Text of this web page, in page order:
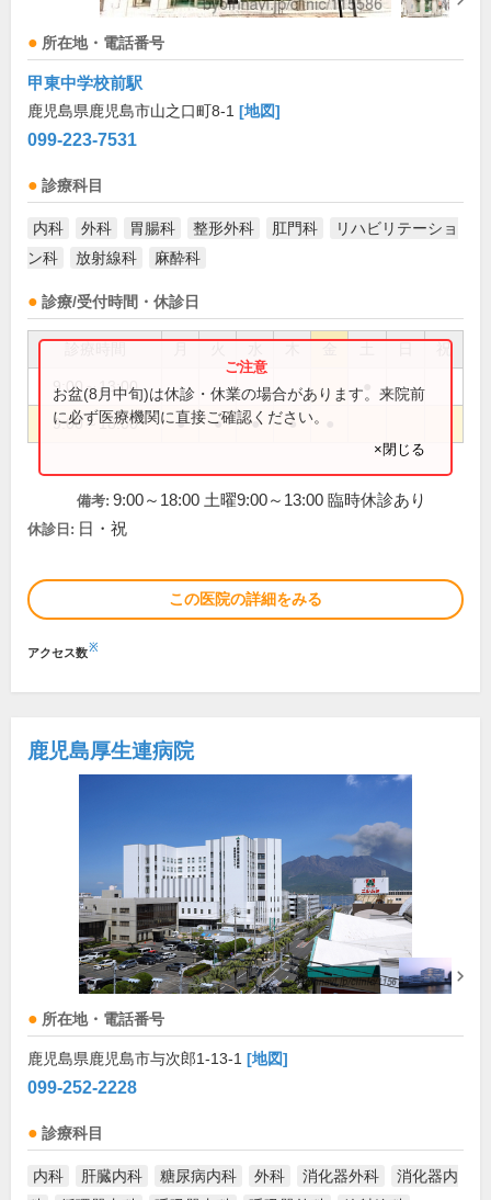
所在地・電話番号
甲東中学校前駅
鹿児島県鹿児島市山之口町8-1 [地図]
099-223-7531
診療科目
内科 外科 胃腸科 整形外科 肛門科
リハビリテーショ
ン科
放射線科 麻酔科
診療/受付時間・休診日
祝
9:00～13:00
9:00～18:00 ● ● ● ●
お盆(8月中旬)は休診・休業の場合があります。来院前
に必ず医療機関に直接ご確認ください。
×閉じる
備考: 9:00～18:00 土曜9:00～13:00 臨時休診あり
休診日: 日・祝
この医院の詳細をみる
アクセス数※
鹿児島厚生連病院
所在地・電話番号
鹿児島県鹿児島市与次郎1-13-1 [地図]
099-252-2228
診療科目
内科 肝臓内科 糖尿病内科 外科 消化器外科
消化器内